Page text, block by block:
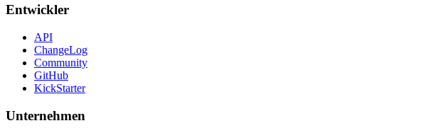
Entwickler
API
ChangeLog
Community
GitHub
KickStarter
Unternehmen